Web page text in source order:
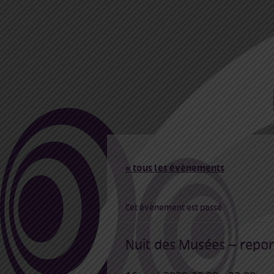
« tous les évènements
Cet évènement est passé
Nuit des Musées –